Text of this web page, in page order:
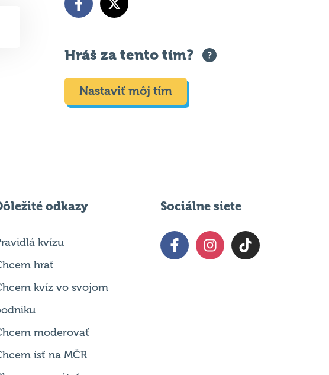
Hráš za tento tím?
Nastaviť môj tím
odkazy
kvízu
hrať
kvíz vo svojom
moderovať
ísť na MČR
Sociálne siete